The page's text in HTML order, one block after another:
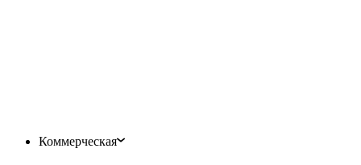
Коммерческая